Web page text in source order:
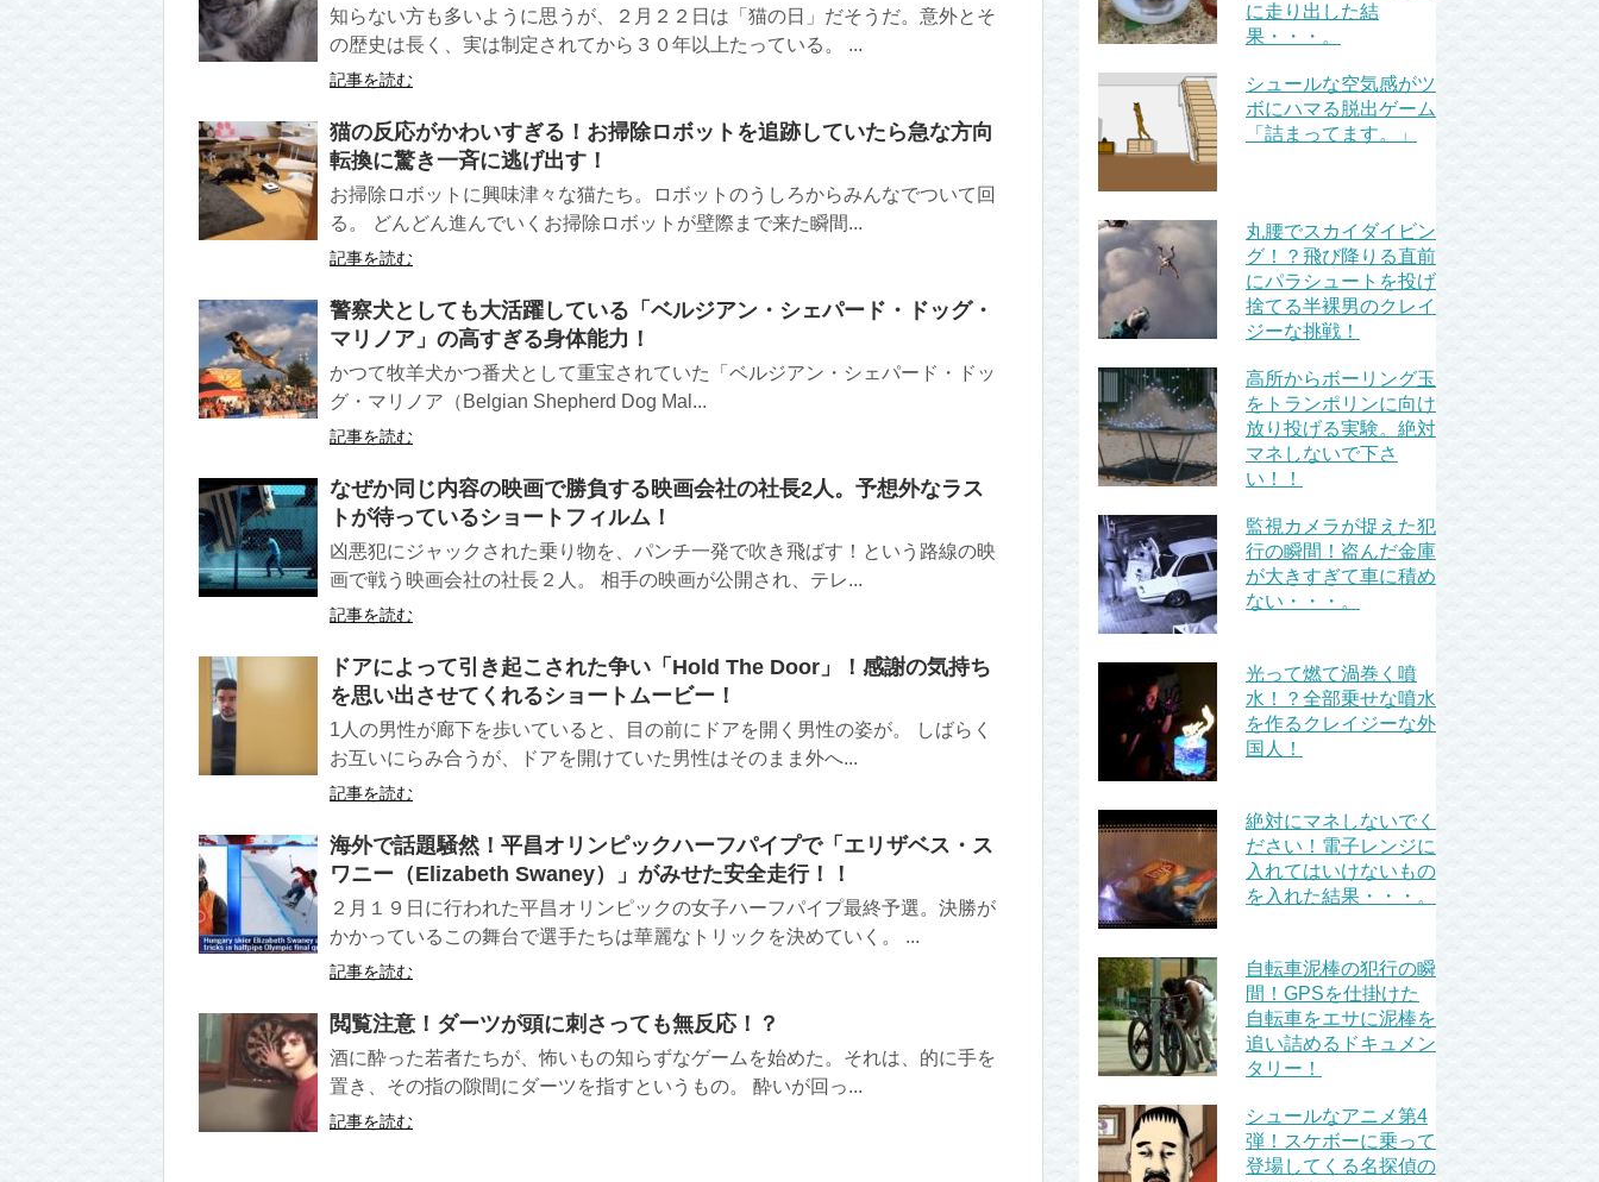
知らない方も多いように思うが、２月２２日は「猫の日」だそうだ。意外とそ
の歴史は長く、実は制定されてから３０年以上たっている。 ...
記事を読む
猫の反応がかわいすぎる！お掃除ロボットを追跡していたら急な方向
転換に驚き一斉に逃げ出す！
お掃除ロボットに興味津々な猫たち。ロボットのうしろからみんなでついて回
る。 どんどん進んでいくお掃除ロボットが壁際まで来た瞬間...
記事を読む
警察犬としても大活躍している「ベルジアン・シェパード・ドッグ・
マリノア」の高すぎる身体能力！
かつて牧羊犬かつ番犬として重宝されていた「ベルジアン・シェパード・ドッ
グ・マリノア（Belgian Shepherd Dog Mal...
記事を読む
なぜか同じ内容の映画で勝負する映画会社の社長2人。予想外なラス
トが待っているショートフィルム！
凶悪犯にジャックされた乗り物を、パンチ一発で吹き飛ばす！という路線の映
画で戦う映画会社の社長２人。 相手の映画が公開され、テレ...
記事を読む
ドアによって引き起こされた争い「Hold The Door」！感謝の気持ち
を思い出させてくれるショートムービー！
1人の男性が廊下を歩いていると、目の前にドアを開く男性の姿が。 しばらく
お互いにらみ合うが、ドアを開けていた男性はそのまま外へ...
記事を読む
海外で話題騒然！平昌オリンピックハーフパイプで「エリザベス・ス
ワニー（Elizabeth Swaney）」がみせた安全走行！！
２月１９日に行われた平昌オリンピックの女子ハーフパイプ最終予選。決勝が
かかっているこの舞台で選手たちは華麗なトリックを決めていく。 ...
記事を読む
閲覧注意！ダーツが頭に刺さっても無反応！？
酒に酔った若者たちが、怖いもの知らずなゲームを始めた。それは、的に手を
置き、その指の隙間にダーツを指すというもの。 酔いが回っ...
記事を読む
に走り出した結
果・・・。
シュールな空気感がツ
ボにハマる脱出ゲーム
「詰まってます。」
丸腰でスカイダイビン
グ！？飛び降りる直前
にパラシュートを投げ
捨てる半裸男のクレイ
ジーな挑戦！
高所からボーリング玉
をトランポリンに向け
放り投げる実験。絶対
マネしないで下さ
い！！
監視カメラが捉えた犯
行の瞬間！盗んだ金庫
が大きすぎて車に積め
ない・・・。
光って燃て渦巻く噴
水！？全部乗せな噴水
を作るクレイジーな外
国人！
絶対にマネしないでく
ださい！電子レンジに
入れてはいけないもの
を入れた結果・・・。
自転車泥棒の犯行の瞬
間！GPSを仕掛けた
自転車をエサに泥棒を
追い詰めるドキュメン
タリー！
シュールなアニメ第4
弾！スケボーに乗って
登場してくる名探偵の